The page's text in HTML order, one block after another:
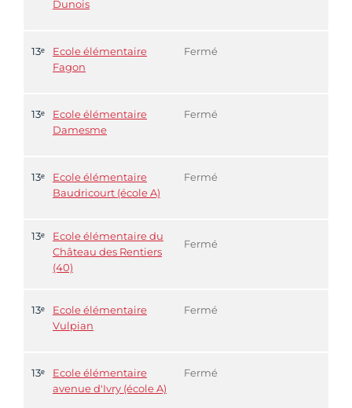
Dunois
13ᵉ
Ecole élémentaire
Fagon
Fermé
13ᵉ
Ecole élémentaire
Damesme
Fermé
13ᵉ
Ecole élémentaire
Baudricourt (école A)
Fermé
13ᵉ
Ecole élémentaire du
Château des Rentiers
(40)
Fermé
13ᵉ
Ecole élémentaire
Vulpian
Fermé
13ᵉ
Ecole élémentaire
avenue d'Ivry (école A)
Fermé